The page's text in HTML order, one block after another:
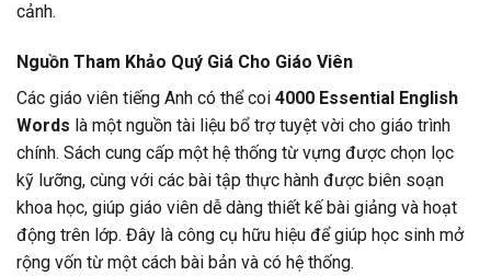
cảnh.
Nguồn Tham Khảo Quý Giá Cho Giáo Viên
Các giáo viên tiếng Anh có thể coi 4000 Essential English
Words là một nguồn tài liệu bổ trợ tuyệt vời cho giáo trình
chính. Sách cung cấp một hệ thống từ vựng được chọn lọc
kỹ lưỡng, cùng với các bài tập thực hành được biên soạn
khoa học, giúp giáo viên dễ dàng thiết kế bài giảng và hoạt
động trên lớp. Đây là công cụ hữu hiệu để giúp học sinh mở
rộng vốn từ một cách bài bản và có hệ thống.